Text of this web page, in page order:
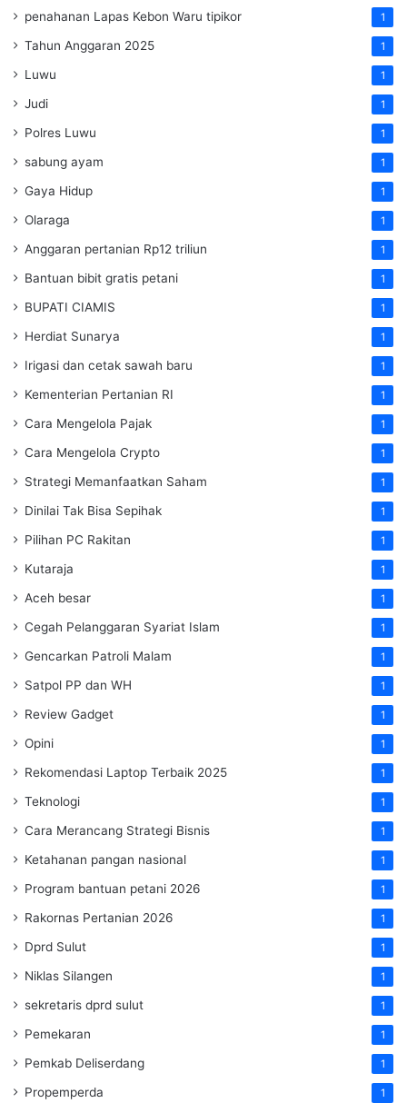
penahanan Lapas Kebon Waru tipikor 1
Tahun Anggaran 2025 1
Luwu 1
Judi 1
Polres Luwu 1
sabung ayam 1
Gaya Hidup 1
Olaraga 1
Anggaran pertanian Rp12 triliun 1
Bantuan bibit gratis petani 1
BUPATI CIAMIS 1
Herdiat Sunarya 1
Irigasi dan cetak sawah baru 1
Kementerian Pertanian RI 1
Cara Mengelola Pajak 1
Cara Mengelola Crypto 1
Strategi Memanfaatkan Saham 1
Dinilai Tak Bisa Sepihak 1
Pilihan PC Rakitan 1
Kutaraja 1
Aceh besar 1
Cegah Pelanggaran Syariat Islam 1
Gencarkan Patroli Malam 1
Satpol PP dan WH 1
Review Gadget 1
Opini 1
Rekomendasi Laptop Terbaik 2025 1
Teknologi 1
Cara Merancang Strategi Bisnis 1
Ketahanan pangan nasional 1
Program bantuan petani 2026 1
Rakornas Pertanian 2026 1
Dprd Sulut 1
Niklas Silangen 1
sekretaris dprd sulut 1
Pemekaran 1
Pemkab Deliserdang 1
Propemperda 1